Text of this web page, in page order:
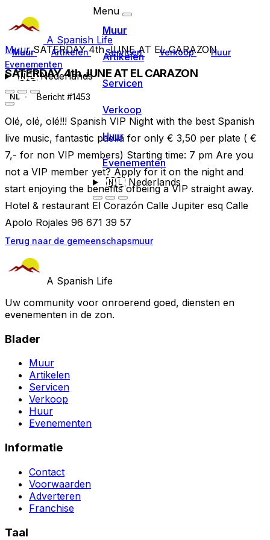
A Spanish Life
Muur Artikelen Servicen Verkoop
Huur
Evenementen
🇳🇱Nederlands
Menu
Muur
Artikelen
Servicen
Verkoop
Huur
Evenementen
🇳🇱Nederlands
MuurSATERDAY 4th JUNE AT EL CARAZON
SATERDAY 4th JUNE AT EL CARAZON
NL Bericht #1453
Olé, olé, olé!!! Spanish VIP Night with the best Spanish
live music, fantastic paella for only € 3,50 per plate ( €
7,- for non VIP members) Starting time: 7 pm Are you
not a VIP member yet? Apply for it on the night and
start enjoying the benefits ofbeing a VIP straight away.
Hotel & restaurant El Corazón Calle Jupiter esq Calle
Apolo Rojales 96 671 39 57
Terug naar de gemeenschapsmuur
A Spanish Life
Uw community voor onroerend goed, diensten en
evenementen in de zon.
Blader
Muur
Artikelen
Servicen
Verkoop
Huur
Evenementen
Informatie
Contact
Voorwaarden
Adverteren
Franchise
Taal